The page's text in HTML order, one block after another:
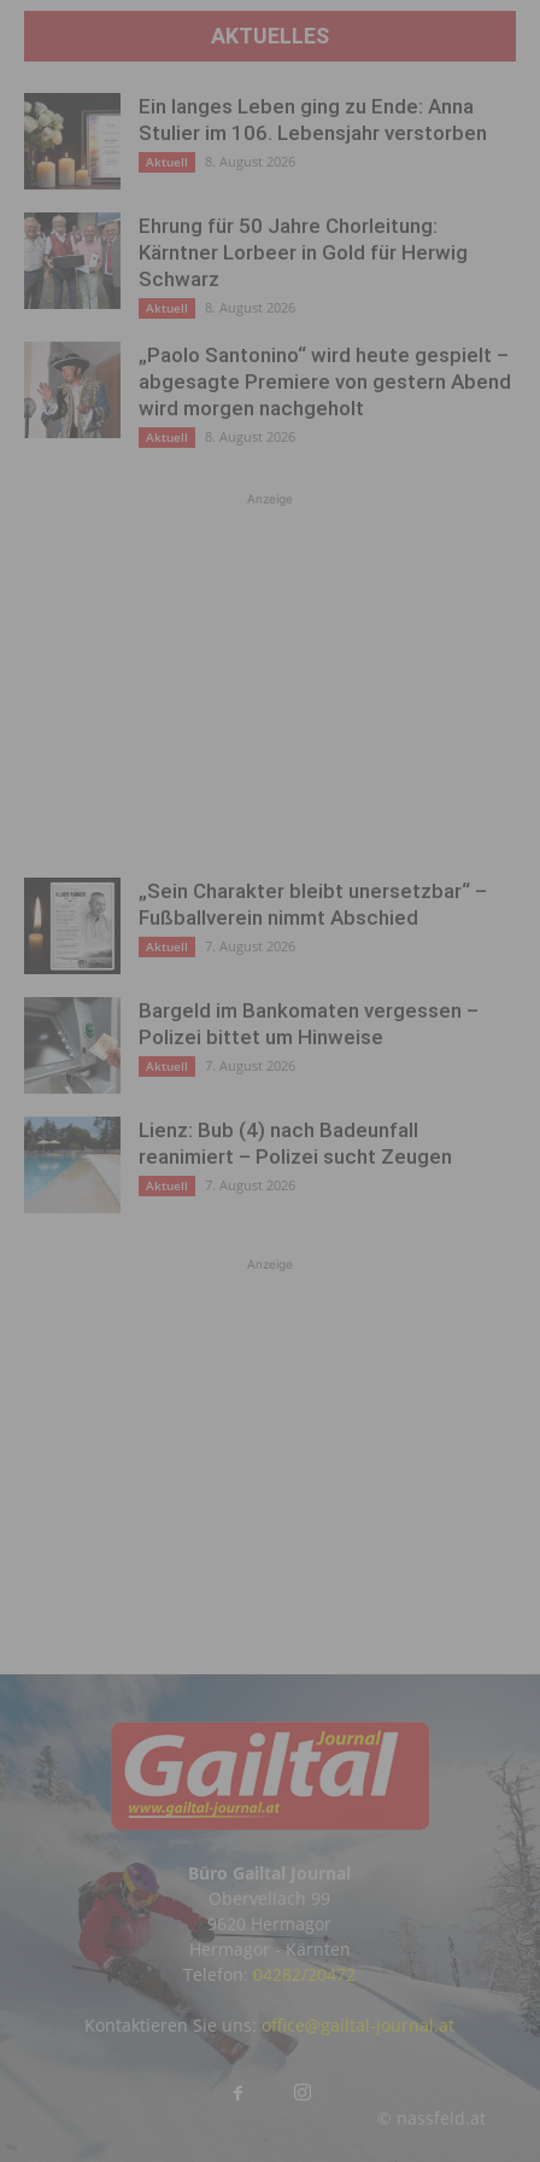
AKTUELLES
Ein langes Leben ging zu Ende: Anna
Stulier im 106. Lebensjahr verstorben
Aktuell 8. August 2026
Ehrung für 50 Jahre Chorleitung:
Kärntner Lorbeer in Gold für Herwig
Schwarz
Aktuell 8. August 2026
„Paolo Santonino“ wird heute gespielt –
abgesagte Premiere von gestern Abend
wird morgen nachgeholt
Aktuell 8. August 2026
Anzeige
„Sein Charakter bleibt unersetzbar“ –
Fußballverein nimmt Abschied
Aktuell 7. August 2026
Bargeld im Bankomaten vergessen –
Polizei bittet um Hinweise
Aktuell 7. August 2026
Lienz: Bub (4) nach Badeunfall
reanimiert – Polizei sucht Zeugen
Aktuell 7. August 2026
Anzeige
Büro Gailtal Journal
Obervellach 99
9620 Hermagor
Hermagor - Kärnten
Telefon: 04282/20472
© nassfeld.at
Kontaktieren Sie uns: office@gailtal-journal.at